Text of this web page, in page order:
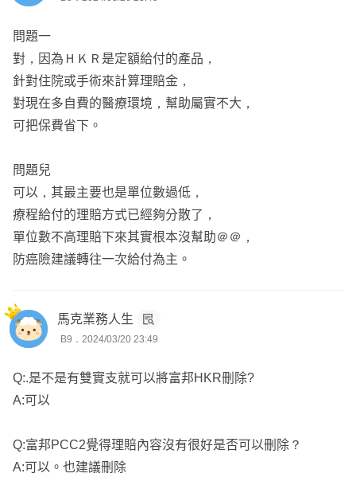
---
🏅 夫妻雙業務專屬服務
提供專為客戶的雙重服務，不怕找不到業務。
豐富的經驗，為您提供專業的保險建議。
🚀 全台北中南皆有客戶
服務範圍廣泛，遍及台灣北中南各地。
注重客戶自主，無壓力的服務方式。
像看醫生一樣，為您的保單進行全面的檢查與評估。
利用專業系統幫助您整理和管理保單。
問題一
對，因為ＨＫＲ是定額給付的產品，
針對住院或手術來計算理賠金，
對現在多自費的醫療環境，幫助屬實不大，
可把保費省下。
問題兒
可以，其最主要也是單位數過低，
療程給付的理賠方式已經夠分散了，
單位數不高理賠下來其實根本沒幫助＠＠，
防癌險建議轉往一次給付為主。
馬克業務人生
B9．2024/03/20 23:49
Q:.是不是有雙實支就可以將富邦HKR刪除?
A:可以
Q:富邦PCC2覺得理賠內容沒有很好是否可以刪除？
A:可以。也建議刪除